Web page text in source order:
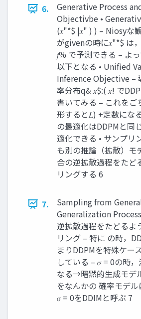
6.
Generative Process
Objectivbe •
(𝑥"*$ |𝑥" ) ) – Niosyな
がgivenの時に𝑥"*$ は
𝑓% で予測できる – よ
以下となる • Unified
Inference Objective –
率分布q& 𝑥$:( 𝑥! で
書いてみる – これをご
形すると𝐿) +定数にな
の最適化はDDPMと同
適化できる • サンプリ
も別の推論（拡散）モ
合の逆拡散過程をたど
リングする 6
7.
Sampling from
Generalization
逆拡散過程をたどるよ
リング – 特に の時，
まりDDPMを特殊ケー
している – 𝜎 = 0の時
なる→暗黙的⽣成モデ
をなんかの 確率モデル
𝜎 = 0をDDIMと呼ぶ 7